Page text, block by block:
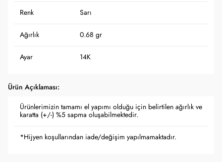
Renk Sarı
Ağırlık 0.68 gr
Ayar 14K
Ürün Açıklaması:
Ürünlerimizin tamamı el yapımı olduğu için belirtilen ağırlık ve
karatta (+/-) %5 sapma oluşabilmektedir.
*Hijyen koşullarından iade/değişim yapılmamaktadır.